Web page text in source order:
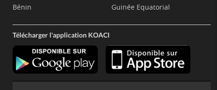
Bénin
Guinée Equatorial
Télécharger l'application KOACI